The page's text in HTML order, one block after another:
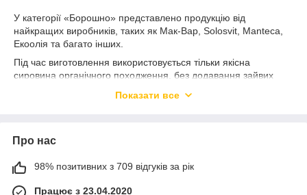
У категорії «Борошно» представлено продукцію від
найкращих виробників, таких як Мак-Вар, Solosvit, Manteca,
Екоолія та багато інших.
Під час виготовлення використовується тільки якісна
сировина органічного походження, без додавання зайвих
вегетаріанських страв, випічка, кондитерські вироби,соуси та
Борошно з різних зернових культур: житнє, кокосове, вівсяне,
технологіям виробництва і якісній роботі, продукція зберігає
ще більше поживних речовин, клітковини, вітамінів і
Показати все
Про нас
98% позитивних з 709 відгуків за рік
Працює з 23.04.2020